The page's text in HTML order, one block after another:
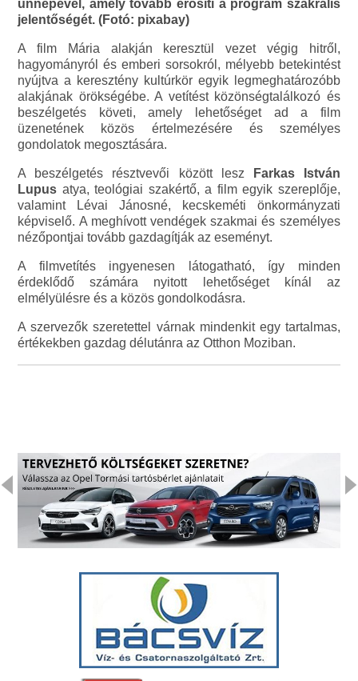
ünnepével, amely tovább erősíti a program szakrális
jelentőségét. (Fotó: pixabay)
A film Mária alakján keresztül vezet végig hitről,
hagyományról és emberi sorsokról, mélyebb betekintést
nyújtva a keresztény kultúrkör egyik legmeghatározóbb
alakjának örökségébe. A vetítést közönségtalálkozó és
beszélgetés követi, amely lehetőséget ad a film
üzenetének közös értelmezésére és személyes
gondolatok megosztására.
A beszélgetés résztvevői között lesz
Farkas István
Lupus atya, teológiai szakértő, a film egyik szereplője,
valamint Lévai Jánosné, kecskeméti önkormányzati
képviselő. A meghívott vendégek szakmai és személyes
nézőpontjai tovább gazdagítják az eseményt.
A filmvetítés ingyenesen látogatható, így minden
érdeklődő számára nyitott lehetőséget kínál az
elmélyülésre és a közös gondolkodásra.
A szervezők szeretettel várnak mindenkit egy tartalmas,
értékekben gazdag délutánra az Otthon Moziban.